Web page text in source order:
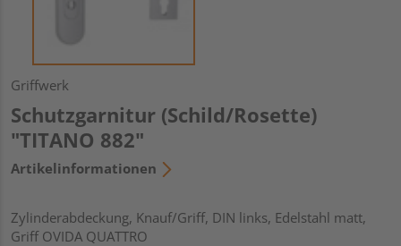
Griffwerk
Schutzgarnitur (Schild/Rosette)
"TITANO 882"
Artikelinformationen
Zylinderabdeckung, Knauf/Griff, DIN links, Edelstahl matt,
Griff OVIDA QUATTRO